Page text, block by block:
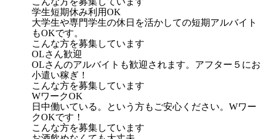
学生短期休み利用OK
大学生や専門学生の休日を活かしての短期アルバイト
もOKです。
こんな方を募集しています
OLさん歓迎
OLさんのアルバイトも歓迎されます。アフター５にお
小遣い稼ぎ！
こんな方を募集しています
WワークOK
日中働いている。という方もご安心ください。Wワー
クOKです！
こんな方を募集しています